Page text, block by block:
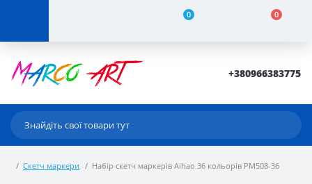
0 0
+380966383775
Скетч маркери Набір скетч маркерів Aihao 36 кольорів PM508-36